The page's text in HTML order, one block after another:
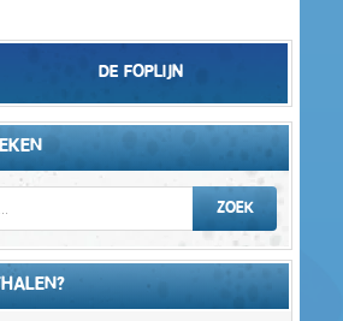
De foplijn
Bel grappen
Topgrappen
18+ en Relatie
ZOEK